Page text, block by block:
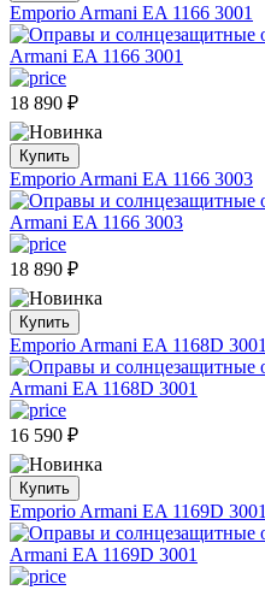
Emporio Armani EA 1166 3001
18 890 ₽
Купить
Emporio Armani EA 1166 3003
18 890 ₽
Купить
Emporio Armani EA 1168D 3001
16 590 ₽
Купить
Emporio Armani EA 1169D 3001